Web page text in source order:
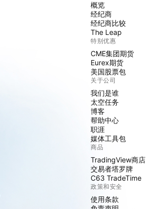
概览
经纪商
经纪商比较
The Leap
特别优惠
CME集团期货
Eurex期货
美国股票包
关于公司
我们是谁
太空任务
博客
帮助中心
职涯
媒体工具包
商品
TradingView商店
交易者塔罗牌
C63 TradeTime
政策和安全
使用条款